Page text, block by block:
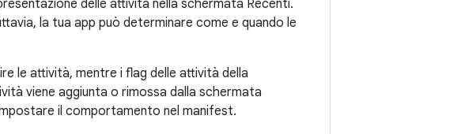
delle attività nella schermata Recenti.
la tua app può determinare come e quando le
le attività, mentre i flag delle attività della
viene aggiunta o rimossa dalla schermata
il comportamento nel manifest.